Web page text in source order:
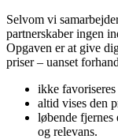
Selvom vi
partnerskaber ingen
Opgaven er at give
priser – uanset
ikke
altid vises den
løbende
og relevans.